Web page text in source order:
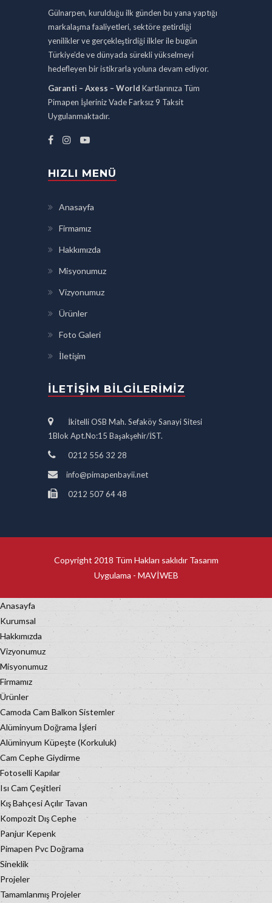
Gülnarpen, kurulduğu ilk günden bu yana yaptığı
markalaşma faaliyetleri, sektöre getirdiği
yenilikler ve gerçekleştirdiği ilkler ile bugün
Türkiye’de ve dünyada sürekli yükselmeyi
hedefleyen bir istikrarla yoluna devam ediyor.
Garanti – Axess – World Kartlarınıza Tüm
Pimapen İşleriniz Vade Farksız 9 Taksit
Uygulanmaktadır.
HIZLI MENÜ
Anasayfa
Firmamız
Hakkımızda
Misyonumuz
Vizyonumuz
Ürünler
Foto Galeri
İletişim
İLETIŞIM BILGILERIMIZ
İkitelli OSB Mah. Sefaköy Sanayi Sitesi
1Blok Apt.No:15 Başakşehir/İST.
0212 556 32 28
info@pimapenbayii.net
0212 507 64 48
Copyright 2018 Tüm Hakları saklıdır Tasarım
Uygulama - MAVİWEB
Anasayfa
Kurumsal
Hakkımızda
Vizyonumuz
Misyonumuz
Firmamız
Ürünler
Camoda Cam Balkon Sistemler
Alüminyum Doğrama İşleri
Alüminyum Küpeşte (Korkuluk)
Cam Cephe Giydirme
Fotoselli Kapılar
Isı Cam Çeşitleri
Kış Bahçesi Açılır Tavan
Kompozit Dış Cephe
Panjur Kepenk
Pimapen Pvc Doğrama
Sineklik
Projeler
Tamamlanmış Projeler